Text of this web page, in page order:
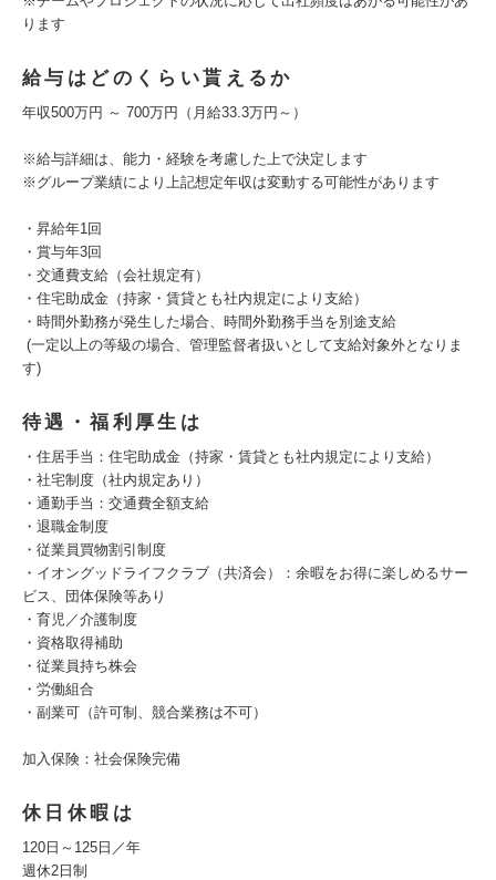
ります
給与はどのくらい貰えるか
年収500万円 ～ 700万円（月給33.3万円～）
※給与詳細は、能力・経験を考慮した上で決定します
※グループ業績により上記想定年収は変動する可能性があります
・昇給年1回
・賞与年3回
・交通費支給（会社規定有）
・住宅助成金（持家・賃貸とも社内規定により支給）
・時間外勤務が発生した場合、時間外勤務手当を別途支給
(一定以上の等級の場合、管理監督者扱いとして支給対象外となりま
す)
待遇・福利厚生は
・住居手当：住宅助成金（持家・賃貸とも社内規定により支給）
・社宅制度（社内規定あり）
・通勤手当：交通費全額支給
・退職金制度
・従業員買物割引制度
・イオングッドライフクラブ（共済会）：余暇をお得に楽しめるサー
ビス、団体保険等あり
・育児／介護制度
・資格取得補助
・従業員持ち株会
・労働組合
・副業可（許可制、競合業務は不可）
加入保険：社会保険完備
休日休暇は
120日～125日／年
週休2日制